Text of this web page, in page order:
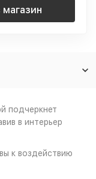
подчеркнет
в интерьер
к воздействию